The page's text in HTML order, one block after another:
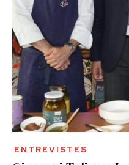
ENTREVISTES